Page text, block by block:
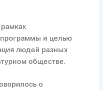
и целью
людей разных
обществе.
о